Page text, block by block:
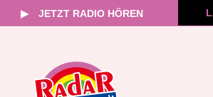
▶ JETZT RADIO HÖREN